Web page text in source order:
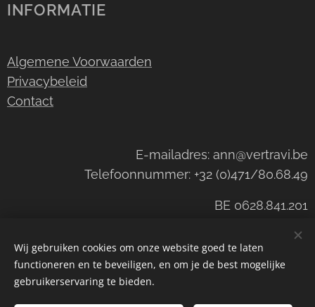
INFORMATIE
Algemene Voorwaarden
Privacybeleid
Contact
E-mailadres: ann@vertravi.be
Telefoonnummer: +32 (0)471/80.68.49
BE 0628.841.201
©Wijnhandel Vertravi Cookies
Wij gebruiken cookies om onze website goed te laten
functioneren en te beveiligen, en om je de best mogelijke
gebruikerservaring te bieden.